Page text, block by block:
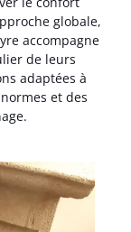
globale,
accompagne
de leurs
adaptées à
et des